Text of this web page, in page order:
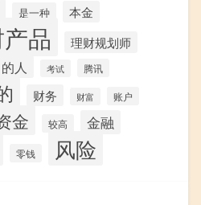
是一种 本金
品
理财规划师
的人 考试 腾讯
财务 财富 账户
金 较高 金融
零钱 风险